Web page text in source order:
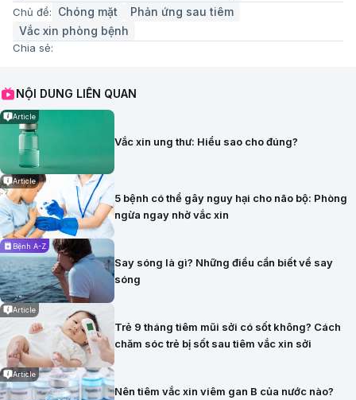
Chủ đề: Chóng mặt
Phản ứng sau tiêm
Vắc xin phòng bệnh
Chia sẻ:
NỘI DUNG LIÊN QUAN
Article
Vắc xin ung thư: Hiểu sao cho đúng?
Article
5 bệnh có thể gây nguy hại cho não bộ: Phòng
ngừa ngay nhờ vắc xin
Bệnh A-Z
Say sóng là gì? Những điều cần biết về say
sóng
Article
Trẻ 9 tháng tiêm mũi sởi có sốt không? Cách
chăm sóc trẻ bị sốt sau tiêm vắc xin sởi
Article
Nên tiêm vắc xin viêm gan B của nước nào?